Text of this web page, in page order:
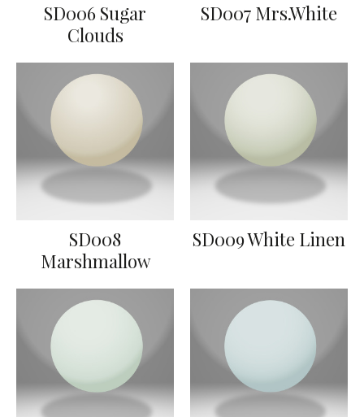
SD006 Sugar
Clouds
SD007 Mrs.White
SD008
Marshmallow
SD009 White Linen